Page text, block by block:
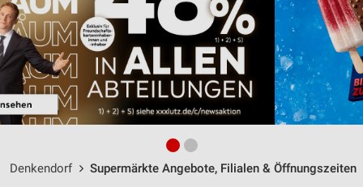
Denkendorf Supermärkte Angebote, Filialen & Öffnungszeiten